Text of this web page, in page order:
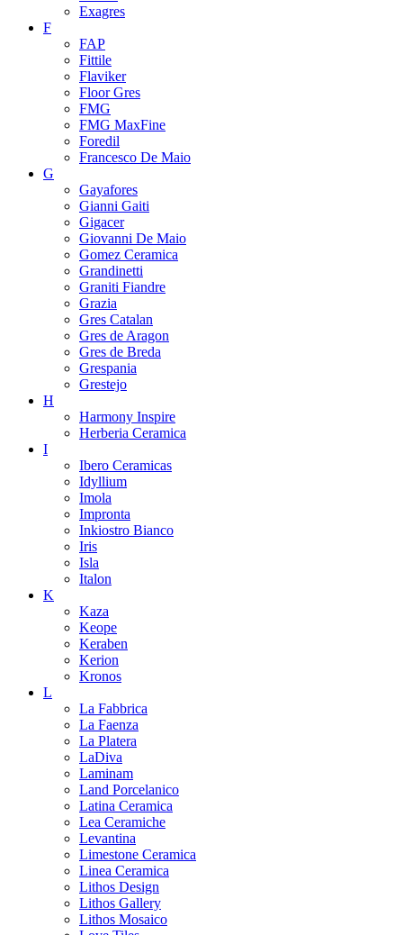
Exagres
F
FAP
Fittile
Flaviker
Floor Gres
FMG
FMG MaxFine
Foredil
Francesco De Maio
G
Gayafores
Gianni Gaiti
Gigacer
Giovanni De Maio
Gomez Ceramica
Grandinetti
Graniti Fiandre
Grazia
Gres Catalan
Gres de Aragon
Gres de Breda
Grespania
Grestejo
H
Harmony Inspire
Herberia Ceramica
I
Ibero Ceramicas
Idyllium
Imola
Impronta
Inkiostro Bianco
Iris
Isla
Italon
K
Kaza
Keope
Keraben
Kerion
Kronos
L
La Fabbrica
La Faenza
La Platera
LaDiva
Laminam
Land Porcelanico
Latina Ceramica
Lea Ceramiche
Levantina
Limestone Ceramica
Linea Ceramica
Lithos Design
Lithos Gallery
Lithos Mosaico